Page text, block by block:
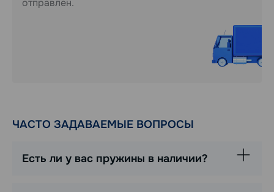
отправлен.
ЧАСТО ЗАДАВАЕМЫЕ ВОПРОСЫ
Есть ли у вас пружины в наличии?